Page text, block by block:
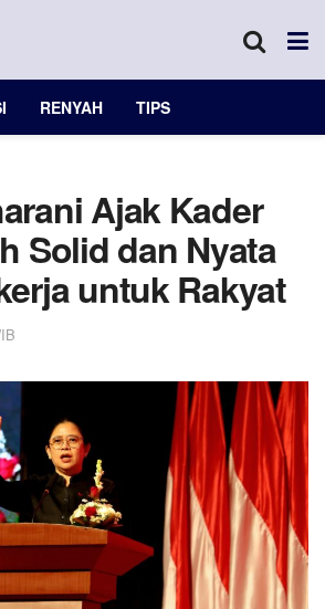
RENYAH TIPS
Ajak Kader
Solid dan Nyata
untuk Rakyat